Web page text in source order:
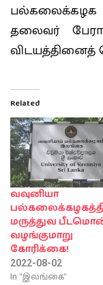
தலைவர்
விடயத்தினைத்
Related
வவுனியா
மருத்துவ
வழங்குமாறு
கோரிக்கை!
2022-08-02
In "இலங்கை"